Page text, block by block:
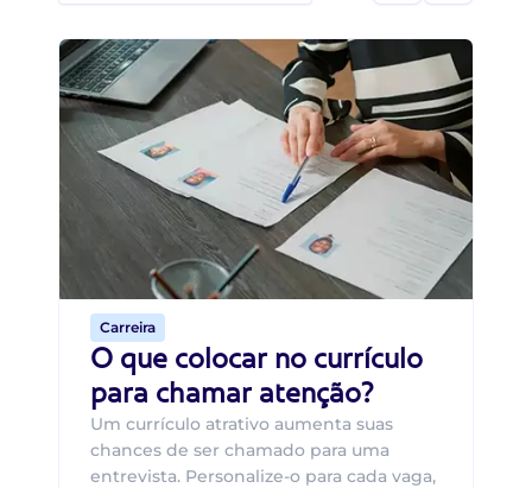
Carreira
O que colocar no currículo
para chamar atenção?
Um currículo atrativo aumenta suas
chances de ser chamado para uma
entrevista. Personalize-o para cada vaga,